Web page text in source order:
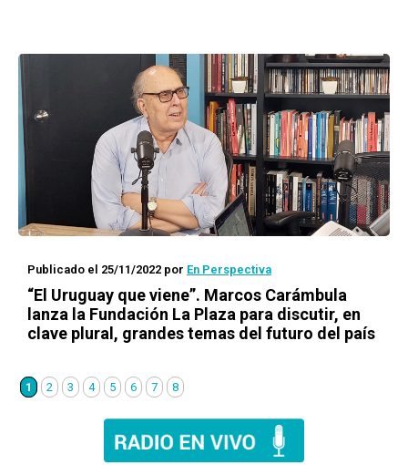
Publicado el 25/11/2022 por En Perspectiva
“El Uruguay que viene”. Marcos Carámbula
lanza la Fundación La Plaza para discutir, en
clave plural, grandes temas del futuro del país
1 2 3 4 5 6 7 8